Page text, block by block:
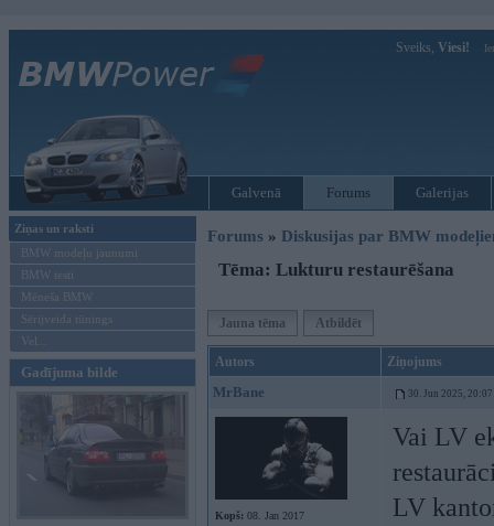
Sveiks, Viesi!
Galvenā Forums Galerijas
Ziņas un raksti
BMW modeļu jaunumi
BMW testi
Mēneša BMW
Sērijveida tūnings
Vel...
Gadījuma bilde
Forums » Diskusijas par BMW
Tēma: Lukturu restaurēšana
Jauna tēma Atbildēt
Autors Ziņojums
MrBane 30. Jun 2025, 20:07
Kopš: 08. Jan 2017
Vai LV
LV